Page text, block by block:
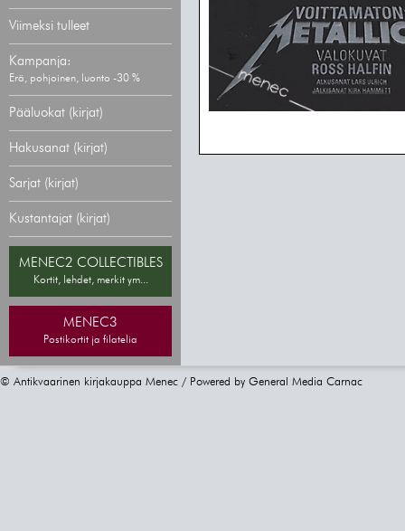
Viimeksi tulleet
Kampanja:
Erä, pohjoinen, luonto -30 %
Pääluokat (kirjat)
Hakusanat (kirjat)
Sarjat (kirjat)
Kustantajat (kirjat)
MENEC2 COLLECTIBLES
Kortit, lehdet, merkit ym...
MENEC3
Postikortit ja filatelia
© Antikvaarinen kirjakauppa Menec / Powered by General Media Carnac